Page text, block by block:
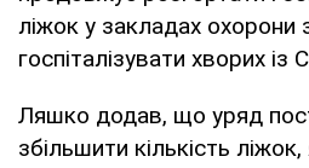
ліжок у закладах охорони
госпіталізувати хворих із
Ляшко додав, що уряд
збільшити кількість